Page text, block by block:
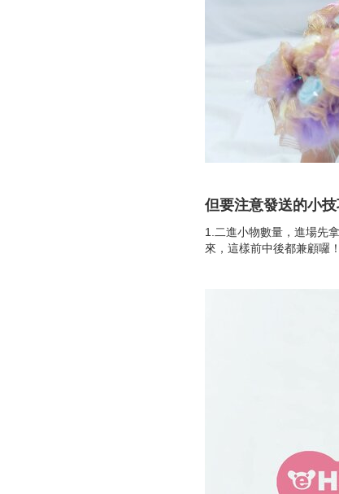
但要注意發送的小技
1.二進小物數量，進場先
來，這樣前中後都兼顧囉！